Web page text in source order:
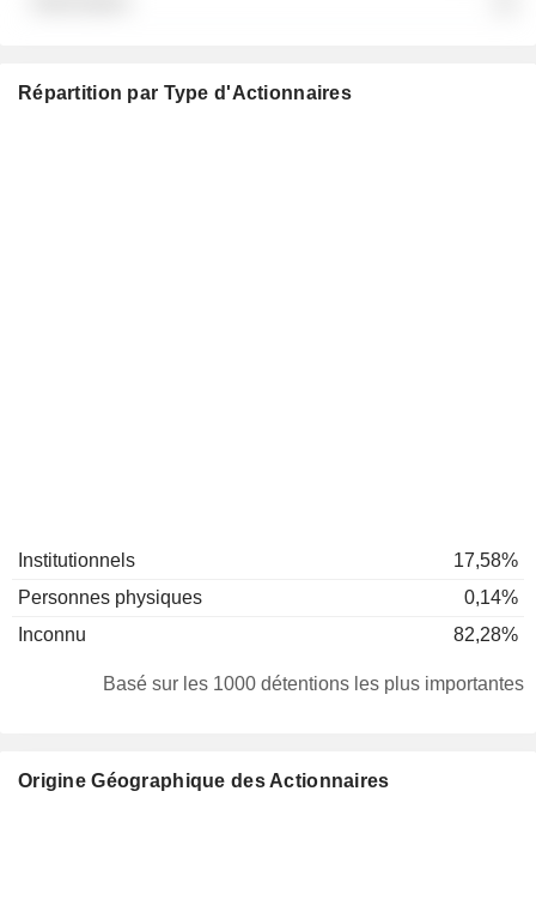
Répartition par Type d'Actionnaires
Institutionnels
17,58%
Personnes physiques
0,14%
Inconnu
82,28%
Basé sur les 1000 détentions les plus importantes
Origine Géographique des Actionnaires